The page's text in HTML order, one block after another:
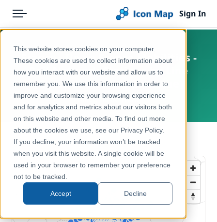
This website stores cookies on your computer.
These cookies are used to collect information about
how you interact with our website and allow us to
remember you. We use this information in order to
improve and customize your browsing experience
and for analytics and metrics about our visitors both
on this website and other media. To find out more
about the cookies we use, see our Privacy Policy.
If you decline, your information won’t be tracked
when you visit this website. A single cookie will be
used in your browser to remember your preference
not to be tracked.
Accept Decline
Menu
Pricing
Solutions
Blog
Help & Support
Portal
Sign In
Products
Icon Map Catalog
Europe
Transport, Mobility & Infrastructure
France - Ile de France Mobilities -
Rail Network Stations by Line
(Gares et stations par ligne)
France, Île-de-France
← Back to Catalog